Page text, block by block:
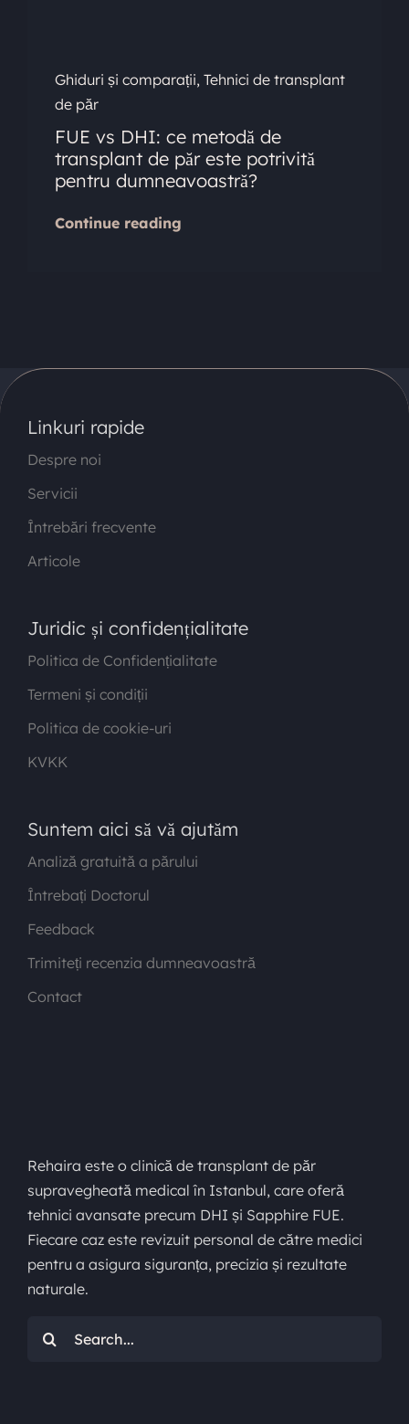
Ghiduri și comparații, Tehnici de transplant
de păr
FUE vs DHI: ce metodă de
transplant de păr este potrivită
pentru dumneavoastră?
Continue reading
Linkuri rapide
Despre noi
Servicii
Întrebări frecvente
Articole
Juridic și confidențialitate
Politica de Confidențialitate
Termeni și condiții
Politica de cookie-uri
KVKK
Suntem aici să vă ajutăm
Analiză gratuită a părului
Întrebați Doctorul
Feedback
Trimiteți recenzia dumneavoastră
Contact
Rehaira este o clinică de transplant de păr
supravegheată medical în Istanbul, care oferă
tehnici avansate precum DHI și Sapphire FUE.
Fiecare caz este revizuit personal de către medici
pentru a asigura siguranța, precizia și rezultate
naturale.